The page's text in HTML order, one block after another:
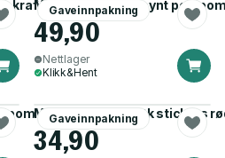
kraft 3pk grønn
Gaveinnpakning
Merkelapp/pakkepynt
49,90
Nettlager
Klikk&Hent
nisse 3pk
Gaveinnpakning
Merkelapper 20 stk stickers
34,90